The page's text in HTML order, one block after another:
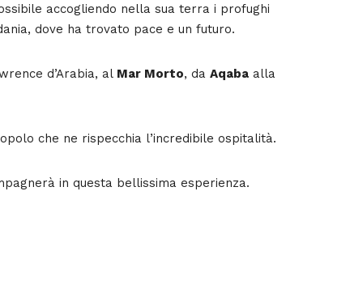
accogliendo nella sua terra i profughi
dove ha trovato pace e un futuro.
d’Arabia, al Mar Morto, da Aqaba alla
che ne rispecchia l’incredibile ospitalità.
in questa bellissima esperienza.